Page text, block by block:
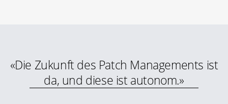
«Die Zukunft des Patch Managements ist
da, und diese ist autonom.»